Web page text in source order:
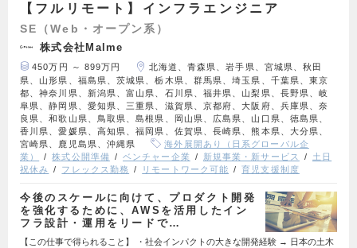
【フルリモート】インフラエンジニア
SE（Web・オープン系）
株式会社Malme
450万円 ～ 899万円
北海道、青森県、岩手県、宮城県、秋田
県、山形県、福島県、茨城県、栃木県、群馬県、埼玉県、千葉県、東京
都、神奈川県、新潟県、富山県、石川県、福井県、山梨県、長野県、岐
阜県、静岡県、愛知県、三重県、滋賀県、京都府、大阪府、兵庫県、奈
良県、和歌山県、鳥取県、島根県、岡山県、広島県、山口県、徳島県、
香川県、愛媛県、高知県、福岡県、佐賀県、長崎県、熊本県、大分県、
宮崎県、鹿児島県、沖縄県
海外展開あり（日系グローバル企
業）
株式公開準備 ベンチャー企業 新規事業・新サービス
土日
祝休み
フレックス勤務 リモートワーク可能 育児支援制度
今後のスケールに向けて、プロダクト開発
を強化するために、AWSを活用したイン
フラ設計・運用をリードで…
【この仕事で得られること】 ・社会インパクトの大きな開発経験 → 日本の土木